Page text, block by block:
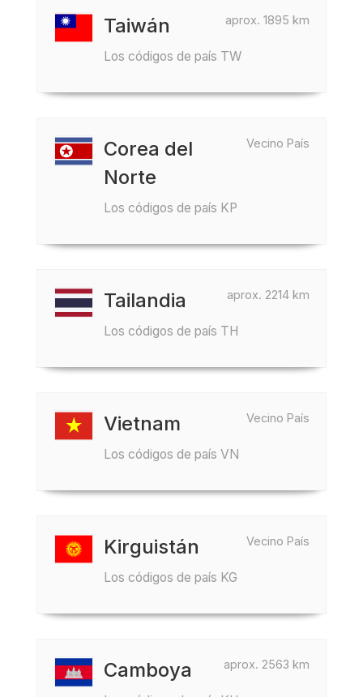
aprox. 1895 km
Taiwán
Los códigos de país TW
Vecino País
Corea del
Norte
Los códigos de país KP
aprox. 2214 km
Tailandia
Los códigos de país TH
Vecino País
Vietnam
Los códigos de país VN
Vecino País
Kirguistán
Los códigos de país KG
aprox. 2563 km
Camboya